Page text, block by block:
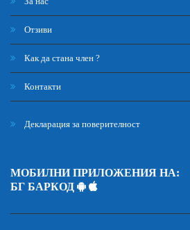
Отзиви
Как да стана член ?
Контакти
Декларация за поверителност
МОБИЛНИ ПРИЛОЖЕНИЯ НА:
БГ БАРКОД